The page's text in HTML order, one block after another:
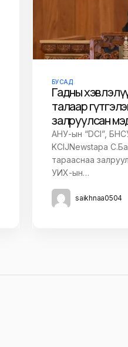
БУСАД
Гадны
талаар
залруулсан
АНУ-ын “DCI”,
KCIJNewstapa
тарааснаа
УИХ-ын…
saikhnaa0504